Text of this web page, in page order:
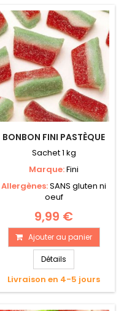
BONBON FINI PASTÈQUE
Sachet 1 kg
Marque:Fini
Allergènes:SANS gluten ni
oeuf
9,99 €
Ajouter au panier
Détails
Livraison en 4-5 jours